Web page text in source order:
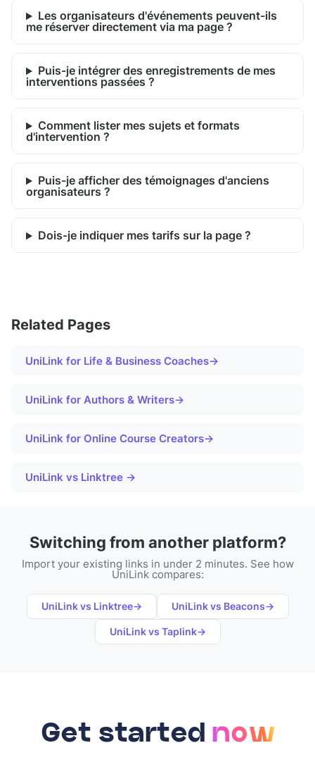
Les organisateurs d'événements peuvent-ils
me réserver directement via ma page ?
Puis-je intégrer des enregistrements de mes
interventions passées ?
Comment lister mes sujets et formats
d'intervention ?
Puis-je afficher des témoignages d'anciens
organisateurs ?
Dois-je indiquer mes tarifs sur la page ?
Related Pages
UniLink for Life & Business Coaches→
UniLink for Authors & Writers→
UniLink for Online Course Creators→
UniLink vs Linktree →
Switching from another platform?
Import your existing links in under 2 minutes. See how
UniLink compares:
UniLink vs Linktree→ UniLink vs Beacons→
UniLink vs Taplink→
Get started now